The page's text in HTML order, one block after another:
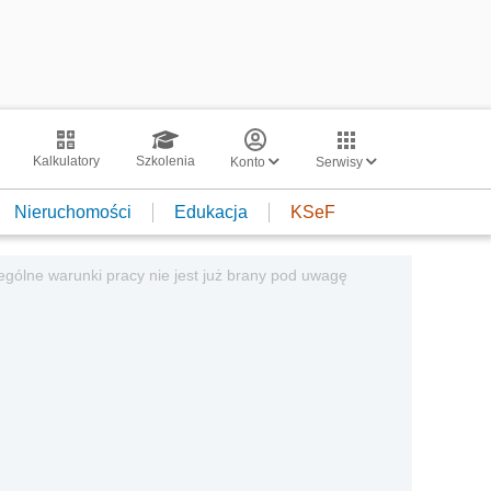
Kalkulatory Szkolenia Konto Serwisy
Nieruchomości Edukacja KSeF
warunki pracy nie jest już brany pod uwagę